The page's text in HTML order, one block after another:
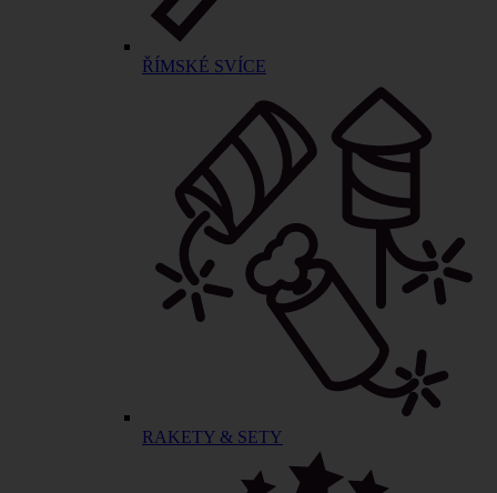
ŘÍMSKÉ SVÍCE
RAKETY & SETY